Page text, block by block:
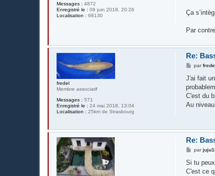
Messages : 4872
Enregistré le : 08 juin 2018, 20:26
Localisation : 68130
s
e
Ça
Par
fredel
Membre associatif
Messages : 571
Enregistré le : 24 mai 2018, 13:04
Localisation : 25km de Strasbourg
Re:
M
s
a
g
par
J'ai fait
C'est du
Au
Re:
M
s
a
par
Si tu
C'est ce